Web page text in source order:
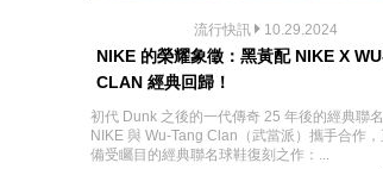
流行快訊 10.29.2024
NIKE 的榮耀象徵：黑黃配 NIKE X
CLAN 經典回歸！
初代 Dunk 之後的一代傳奇 25 年後的經典聯
NIKE 與 Wu-Tang Clan（武當派）攜手合作，
備受矚目的經典聯名球鞋復刻之作：...